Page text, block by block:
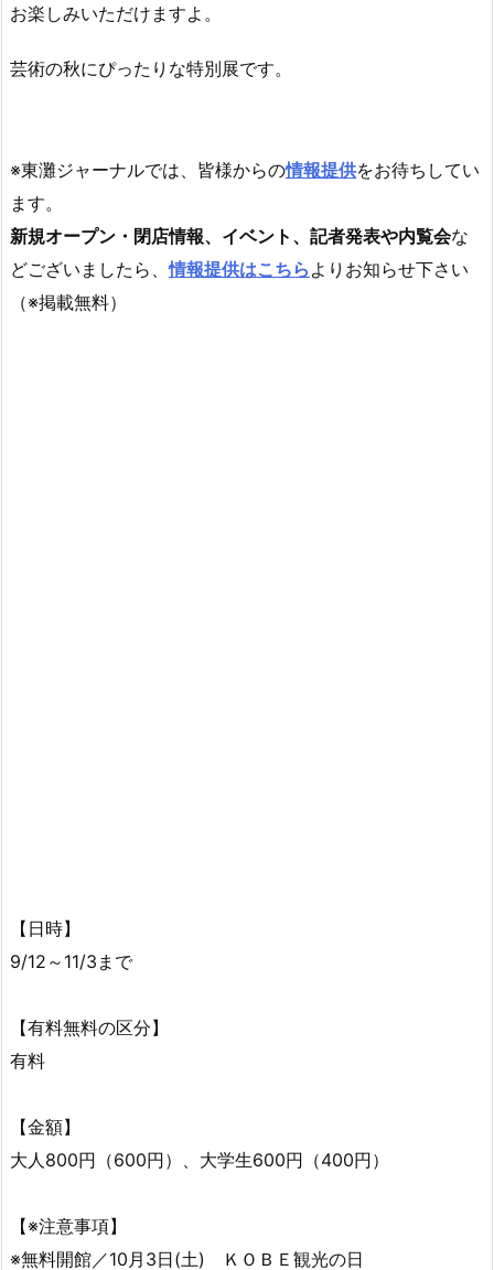
お楽しみいただけますよ。
芸術の秋にぴったりな特別展です。
※東灘ジャーナルでは、皆様からの情報提供をお待ちしてい
ます。
新規オープン・閉店情報、イベント、記者発表や内覧会な
どございましたら、情報提供はこちら よりお知らせ下さい
（※掲載無料）
【日時】
9/12～11/3まで
【有料無料の区分】
有料
【金額】
大人800円（600円）、大学生600円（400円）
【※注意事項】
※無料開館／10月3日(土) ＫＯＢＥ観光の日